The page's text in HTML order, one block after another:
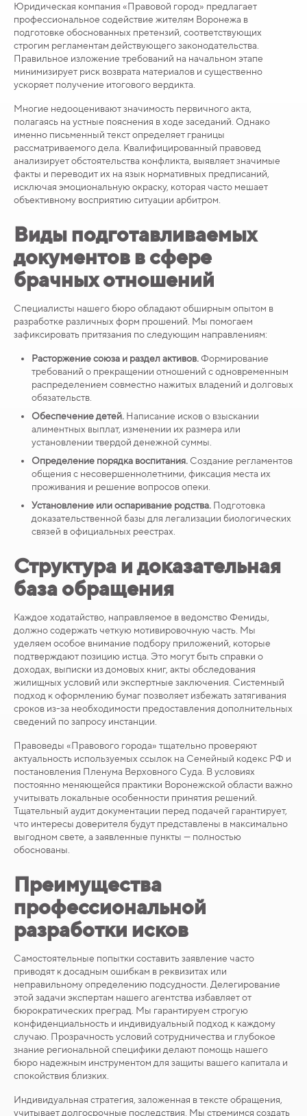
Юридическая компания «Правовой город» предлагает
профессиональное содействие жителям Воронежа в
подготовке обоснованных претензий, соответствующих
строгим регламентам действующего законодательства.
Правильное изложение требований на начальном этапе
минимизирует риск возврата материалов и существенно
ускоряет получение итогового вердикта.
Многие недооценивают значимость первичного акта,
полагаясь на устные пояснения в ходе заседаний. Однако
именно письменный текст определяет границы
рассматриваемого дела. Квалифицированный правовед
анализирует обстоятельства конфликта, выявляет значимые
факты и переводит их на язык нормативных предписаний,
исключая эмоциональную окраску, которая часто мешает
объективному восприятию ситуации арбитром.
Виды подготавливаемых
документов в сфере
брачных отношений
Специалисты нашего бюро обладают обширным опытом в
разработке различных форм прошений. Мы помогаем
зафиксировать притязания по следующим направлениям:
Расторжение союза и раздел активов.Формирование
требований о прекращении отношений с одновременным
распределением совместно нажитых владений и долговых
обязательств.
Обеспечение детей. Написание исков о взыскании
алиментных выплат, изменении их размера или
установлении твердой денежной суммы.
Определение порядка воспитания. Создание регламентов
общения с несовершеннолетними, фиксация места их
проживания и решение вопросов опеки.
Установление или оспаривание родства. Подготовка
доказательственной базы для легализации биологических
связей в официальных реестрах.
Структура и доказательная
база обращения
Каждое ходатайство, направляемое в ведомство Фемиды,
должно содержать четкую мотивировочную часть. Мы
уделяем особое внимание подбору приложений, которые
подтверждают позицию истца. Это могут быть справки о
доходах, выписки из домовых книг, акты обследования
жилищных условий или экспертные заключения. Системный
подход к оформлению бумаг позволяет избежать затягивания
сроков из-за необходимости предоставления дополнительных
сведений по запросу инстанции.
Правоведы «Правового города» тщательно проверяют
актуальность используемых ссылок на Семейный кодекс РФ и
постановления Пленума Верховного Суда. В условиях
постоянно меняющейся практики Воронежской области важно
учитывать локальные особенности принятия решений.
Тщательный аудит документации перед подачей гарантирует,
что интересы доверителя будут представлены в максимально
выгодном свете, а заявленные пункты — полностью
обоснованы.
Преимущества
профессиональной
разработки исков
Самостоятельные попытки составить заявление часто
приводят к досадным ошибкам в реквизитах или
неправильному определению подсудности. Делегирование
этой задачи экспертам нашего агентства избавляет от
бюрократических преград. Мы гарантируем строгую
конфиденциальность и индивидуальный подход к каждому
случаю. Прозрачность условий сотрудничества и глубокое
знание региональной специфики делают помощь нашего
бюро надежным инструментом для защиты вашего капитала и
спокойствия близких.
Индивидуальная стратегия, заложенная в тексте обращения,
учитывает долгосрочные последствия. Мы стремимся создать